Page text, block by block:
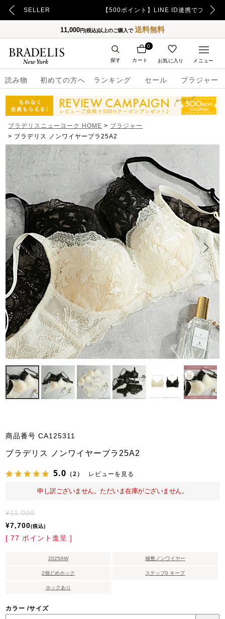
【500ポイント】LINE ID連携でプレゼント！
11,000円(税込)以上のご購入で送料無料
読み物 初めての方へ ランキング セール ブラジャー
カート
0
お気に入り
探す メニュー
ブラデリスニューヨーク HOME
ブラジャー
ブラデリス ノンワイヤーブラ25A2
商品番号 CA125311
ブラデリス ノンワイヤーブラ25A2
5.0 （2） レビューを見る
申し訳ございません。ただいま在庫がございません。
¥11,000
¥7,700 税込
[ 77 ポイント進呈 ]
2025AW 補整ノンワイヤー
2個どめホック ステップ0 キープ
ホックあり
カラー サイズ